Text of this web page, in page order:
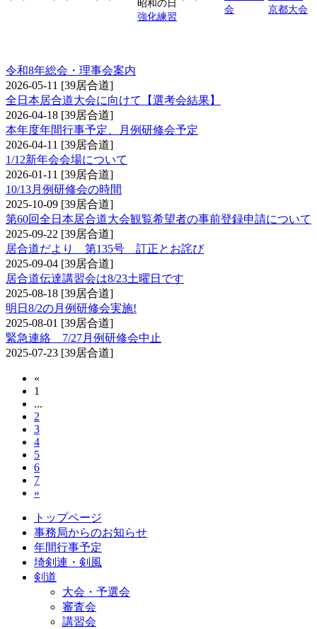
昭和の日
強化練習
会
京都大会
令和8年総会・理事会案内
2026-05-11 [39居合道]
全日本居合道大会に向けて【選考会結果】
2026-04-18 [39居合道]
本年度年間行事予定、月例研修会予定
2026-04-11 [39居合道]
1/12新年会会場について
2026-01-11 [39居合道]
10/13月例研修会の時間
2025-10-09 [39居合道]
第60回全日本居合道大会観覧希望者の事前登録申請について
2025-09-22 [39居合道]
居合道だより 第135号 訂正とお詫び
2025-09-04 [39居合道]
居合道伝達講習会は8/23土曜日です
2025-08-18 [39居合道]
明日8/2の月例研修会実施!
2025-08-01 [39居合道]
緊急連絡 7/27月例研修会中止
2025-07-23 [39居合道]
«
1
...
2
3
4
5
6
7
»
トップページ
事務局からのお知らせ
年間行事予定
埼剣連・剣風
剣道
大会・予選会
審査会
講習会